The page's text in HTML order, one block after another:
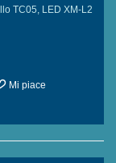
TC05, LED XM-L2
Mi piace